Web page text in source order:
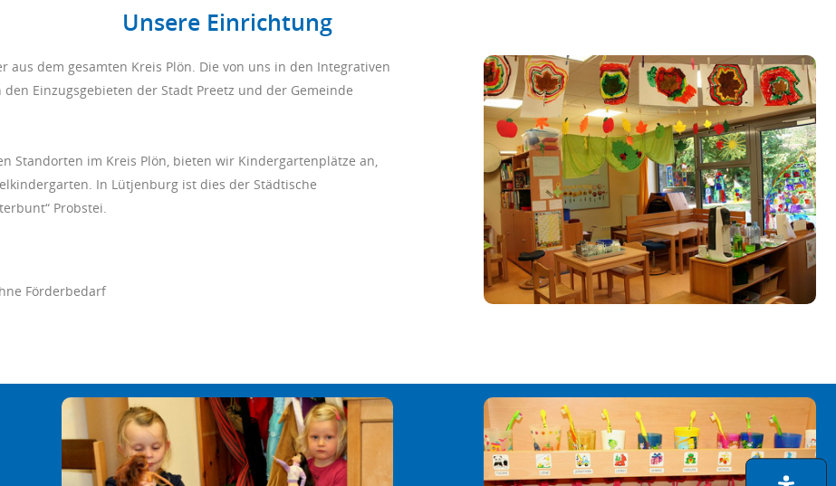
Unsere Einrichtung
dem gesamten Kreis Plön. Die von uns in den Integrativen
Einzugsgebieten der Stadt Preetz und der Gemeinde
Standorten im Kreis Plön, bieten wir Kindergartenplätze an,
In Lütjenburg ist dies der Städtische
Probstei.
Förderbedarf